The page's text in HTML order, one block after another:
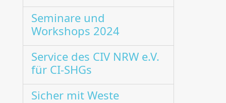
Seminare und
Workshops 2024
Service des CIV NRW e.V.
für CI-SHGs
Sicher mit Weste